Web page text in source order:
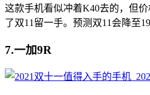
这款手机看似冲着K40去的，但
了双11留一手。预测双11会降至
7.一加9R